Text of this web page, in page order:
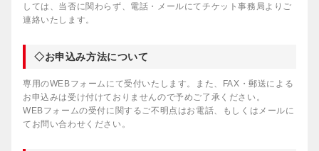
しては、当否に関わらず、電話・メールにてチケット事務局よりご
連絡いたします。
◇お申込み方法について
専用のWEBフォームにて受付いたします。また、FAX・郵送による
お申込みは受け付けておりませんので予めご了承ください。
WEBフォームの受付に関するご不明点はお電話、もしくはメールに
てお問い合わせください。